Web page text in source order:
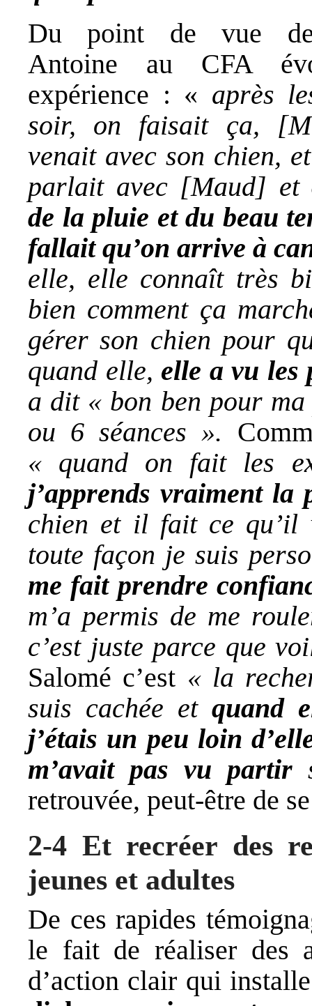
Du point de vue
Antoine au CFA
expérience : « après
soir, on faisait ça,
venait avec son chien,
parlait avec [Maud] et
de la pluie et du beau
fallait qu’on arrive à
elle, elle connaît très
bien comment ça
gérer son chien pour
quand elle, elle a vu les
a dit « bon ben pour
ou 6 séances ».
« quand on fait les
j’apprends vraiment la
chien et il fait ce qu’il
toute façon je suis
me fait prendre
m’a permis de me
c’est juste parce que
Salomé c’est « la
suis cachée et quand
j’étais un peu loin
m’avait pas vu partir
retrouvée, peut-être de
2-4 Et recréer des
jeunes et adultes
De ces rapides
le fait de réaliser des
d’action clair qui